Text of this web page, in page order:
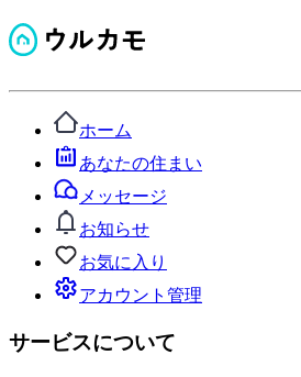
ホーム
あなたの住まい
メッセージ
お知らせ
お気に入り
アカウント管理
サービスについて